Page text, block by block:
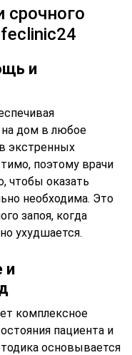
срочного
и
дом в любое
экстренных
поэтому врачи
чтобы оказать
необходима. Это
запоя, когда
ухудшается.
и
комплексное
пациента и
основывается